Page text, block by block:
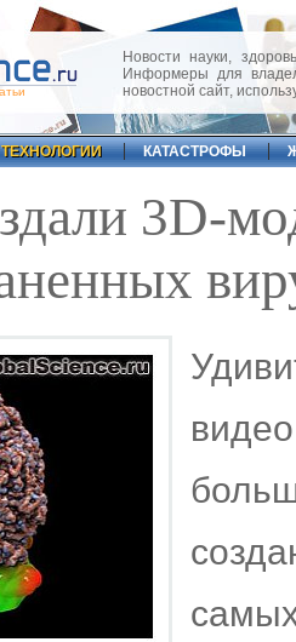
Новости науки,
Информеры для
новостной сайт,
ТЕХНОЛОГИИ КАТАСТРОФЫ
3D-